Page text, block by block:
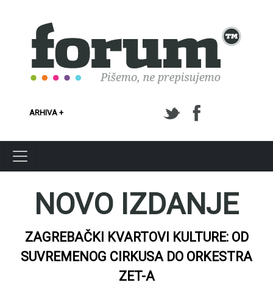
ARHIVA +
NOVO IZDANJE
ZAGREBAČKI KVARTOVI KULTURE: OD
SUVREMENOG CIRKUSA DO ORKESTRA
ZET-A